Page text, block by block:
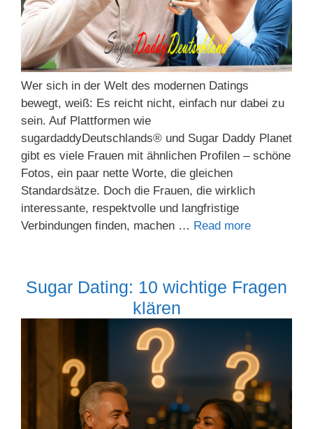
Wer sich in der Welt des modernen Datings
bewegt, weiß: Es reicht nicht, einfach nur dabei zu
sein. Auf Plattformen wie
sugardaddyDeutschlands® und Sugar Daddy Planet
gibt es viele Frauen mit ähnlichen Profilen – schöne
Fotos, ein paar nette Worte, die gleichen
Standardsätze. Doch die Frauen, die wirklich
interessante, respektvolle und langfristige
Verbindungen finden, machen … Read more
Sugar Dating: 10 wichtige Fragen
klären